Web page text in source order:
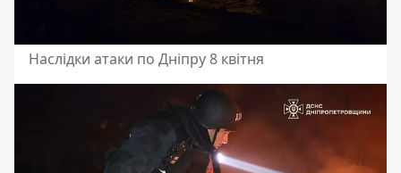
Наслідки атаки по Дніпру 8 квітня